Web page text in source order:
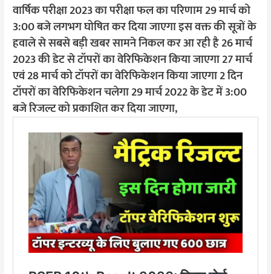
वार्षिक परीक्षा 2023 का परीक्षा फल का परिणाम 29 मार्च को
3:00 बजे लगभग घोषित कर दिया जाएगा इस वक्त की सूत्रों के
हवाले से सबसे बड़ी खबर सामने निकल कर आ रही है 26 मार्च
2023 की डेट से टॉपरों का वेरिफिकेशन किया जाएगा 27 मार्च
एवं 28 मार्च को टॉपरों का वेरिफिकेशन किया जाएगा 2 दिन
टॉपरों का वेरिफिकेशन चलेगा 29 मार्च 2022 के डेट में 3:00
बजे रिजल्ट को प्रकाशित कर दिया जाएगा,